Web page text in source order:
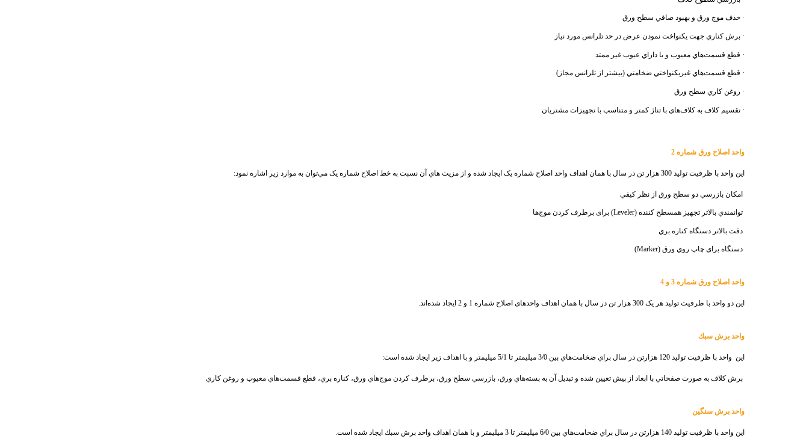
· حذف موج ورق و بهبود صافي ‌سطح ورق
· برش كناري جهت يكنواخت نمودن عرض در حد تلرانس مورد نياز
· قطع قسمت‌هاي معيوب و يا داراي عيوب غير ممتد
· قطع قسمت‌هاي غيريكنواختي ضخامتي (بيشتر از تلرانس مجاز)
· روغن كاري سطح ورق
· تقسيم كلاف به كلاف‌هاي با تناژ كمتر و متناسب با تجهيزات مشتريان
واحد اصلاح ورق شماره 2
اين واحد با ظرفيت توليد 300 هزار تن در سال با همان اهداف واحد اصلاح شماره يک ايجاد شده و از مزيت‌ هاي آن نسبت به خط اصلاح شماره يک مي‌توان به موارد زير اشاره نمود:
امكان بازرسي دو سطح ورق از نظر كيفي
توانمندي بالاتر تجهيز همسطح کننده (Leveler) برای برطرف کردن موج‌ها
دقت بالاتر دستگاه كناره بري
دستگاه برای چاپ روي ورق (Marker)
واحد اصلاح ورق شماره 3 و 4
اين دو واحد با ظرفيت توليد هر یک 300 هزار تن در سال با همان اهداف واحدهای اصلاح شماره 1 و 2 ايجاد شده‌اند .
واحد برش سبك
اين واحد با ظرفيت توليد 120 هزارتن در سال براي ضخامت‌هاي بين 3/0 ميليمتر تا 5/1 ميليمتر و با اهداف زير ايجاد شده است:
برش كلاف به صورت صفحاتي با ابعاد از پيش تعيين شده و تبدیل آن به بسته‌هاي ورق، بازرسي سطح ورق، برطرف كردن موج‌هاي ورق، كناره بري، قطع قسمت‌هاي معيوب و روغن كاري
واحد برش سنگين
اين واحد با ظرفيت توليد 140 هزارتن در سال براي ضخامت‌هاي بين 6/0 ميليمتر تا 3 ميليمتر و با همان اهداف واحد برش سبك ايجاد شده است .